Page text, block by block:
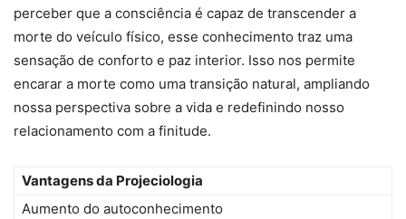
perceber que a consciência é capaz de transcender a
morte do veículo físico, esse conhecimento traz uma
sensação de conforto e paz interior. Isso nos permite
encarar a morte como uma transição natural, ampliando
nossa perspectiva sobre a vida e redefinindo nosso
relacionamento com a finitude.
Vantagens da Projeciologia
Aumento do autoconhecimento